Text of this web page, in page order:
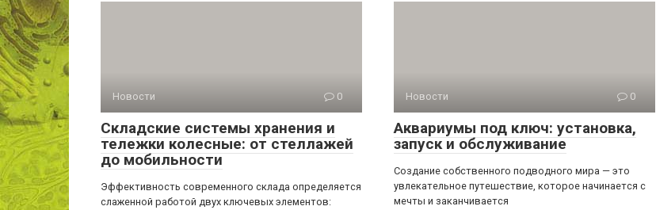
Новости 0
Складские системы хранения и
тележки колесные: от стеллажей
до мобильности
Эффективность современного склада определяется
слаженной работой двух ключевых элементов:
Новости 0
Аквариумы под ключ: установка,
запуск и обслуживание
Создание собственного подводного мира — это
увлекательное путешествие, которое начинается с
мечты и заканчивается